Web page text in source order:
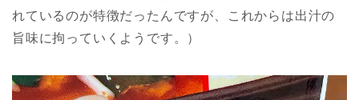
れているのが特徴だったんですが、これからは出汁の
旨味に拘っていくようです。）